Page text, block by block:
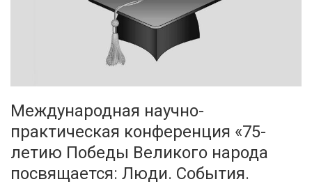
Международная научно-
практическая конференция «75-
летию Победы Великого народа
посвящается: Люди. События.